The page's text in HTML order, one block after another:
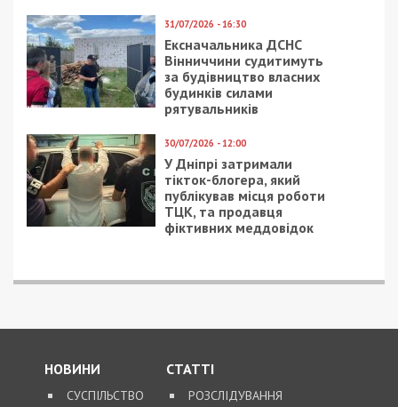
31/07/2026 - 16:30
Ексначальника ДСНС
Вінниччини судитимуть
за будівництво власних
будинків силами
рятувальників
30/07/2026 - 12:00
У Дніпрі затримали
тікток-блогера, який
публікував місця роботи
ТЦК, та продавця
фіктивних меддовідок
НОВИНИ
СУСПІЛЬСТВО
СТАТТІ
РОЗСЛІДУВАННЯ